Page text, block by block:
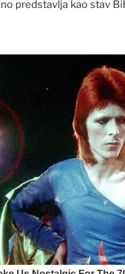
predstavlja kao stav